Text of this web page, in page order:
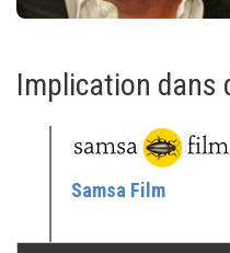
Implication dans
Samsa Film